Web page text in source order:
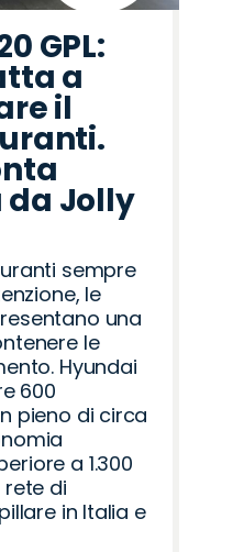
GPL:
a
il
da Jolly
sempre
le
una
le
Hyundai
600
pieno di circa
a 1.300
di
in Italia e